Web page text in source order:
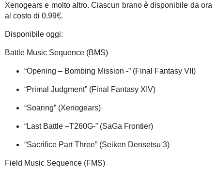
Xenogears e molto altro.Ciascun brano è disponibile da ora
al costo di 0.99€.
Disponibile oggi:
Battle Music Sequence (BMS)
“Opening – Bombing Mission -” (Final Fantasy VII)
“Primal Judgment” (Final Fantasy XIV)
“Soaring” (Xenogears)
“Last Battle –T260G-” (SaGa Frontier)
“Sacrifice Part Three” (Seiken Densetsu 3)
Field Music Sequence (FMS)